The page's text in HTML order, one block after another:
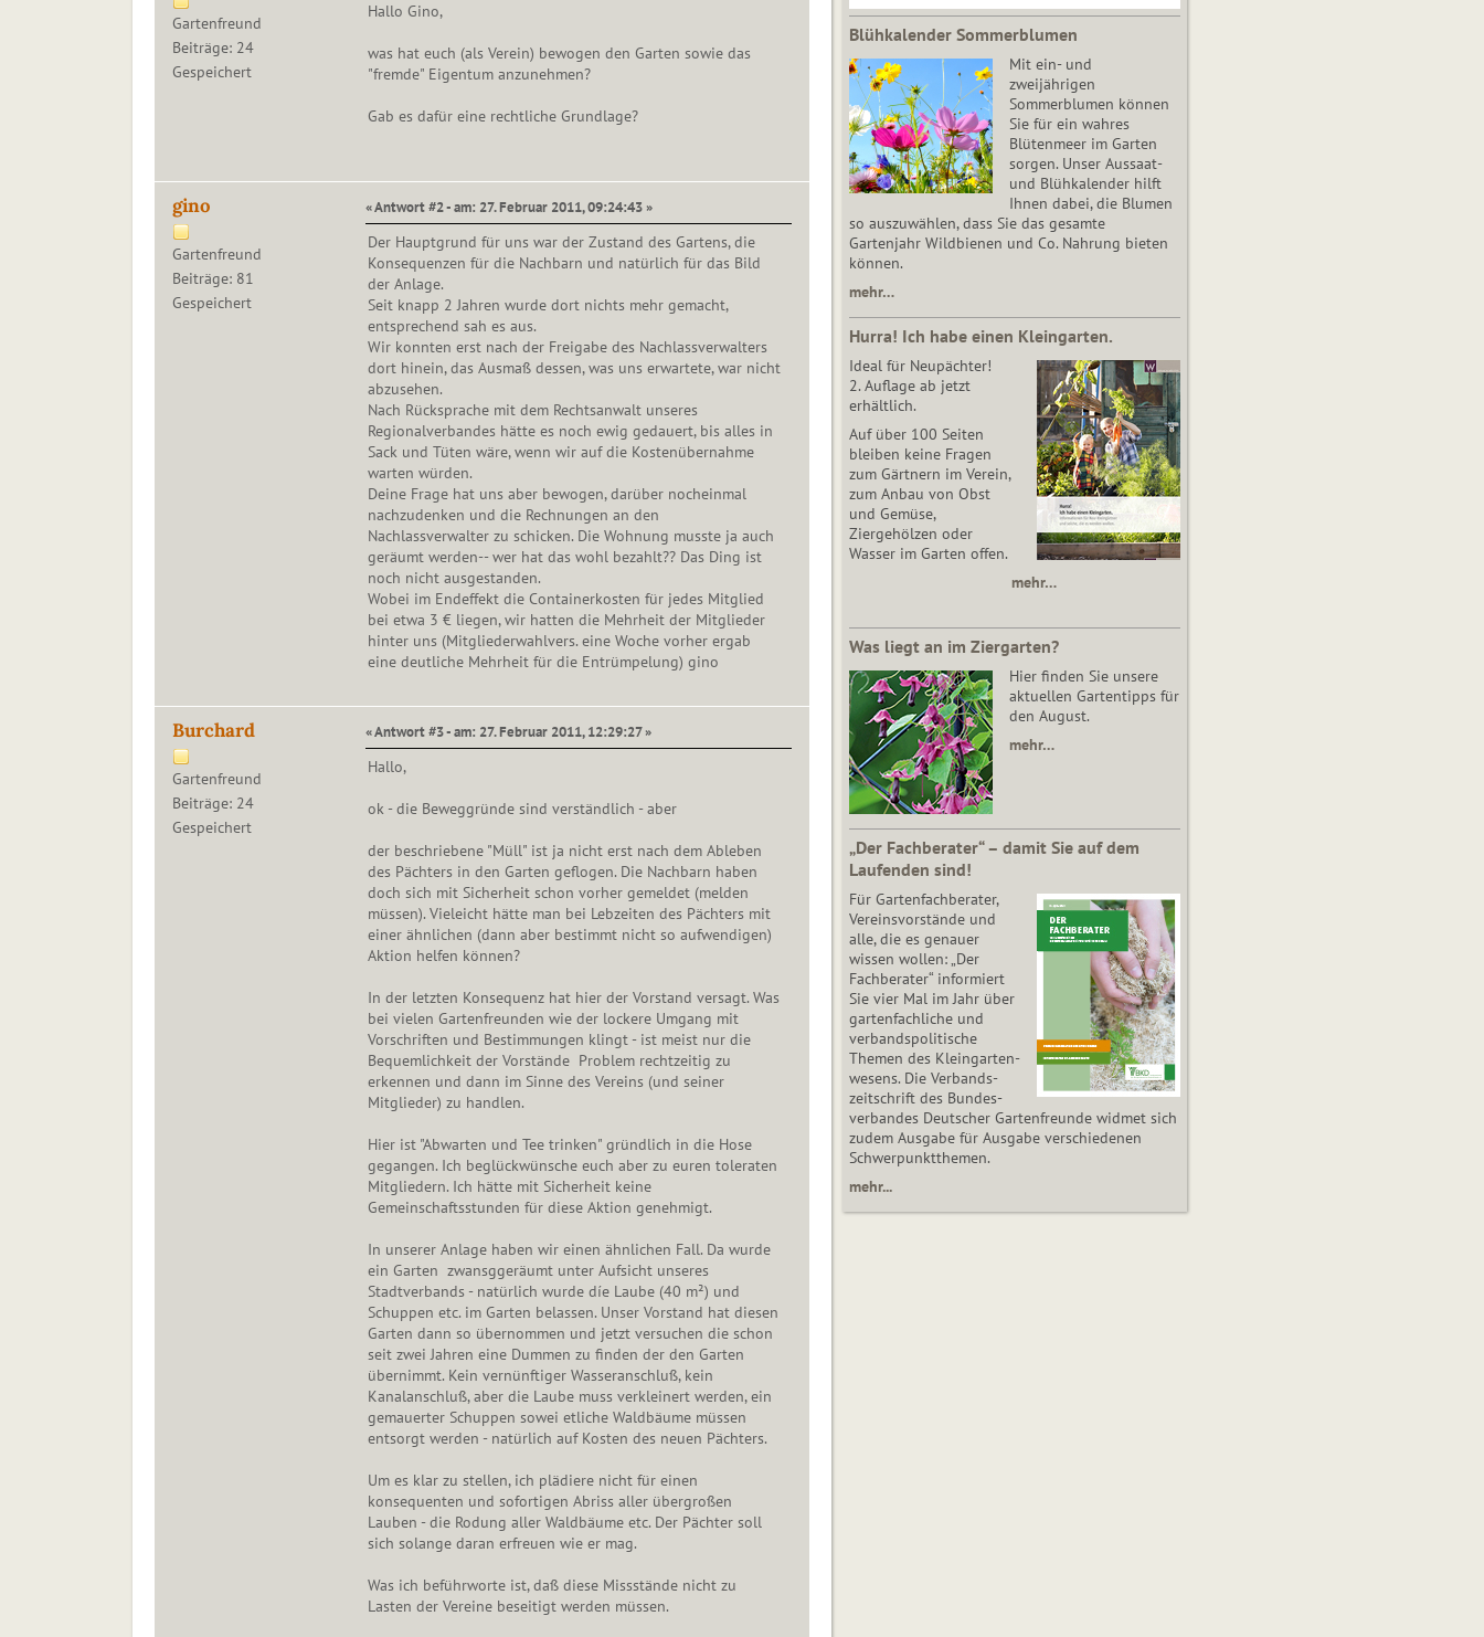
Gartenfreund
Beiträge: 24
Gespeichert
Hallo Gino,
was hat euch (als Verein) bewogen den Garten sowie das
"fremde" Eigentum anzunehmen?
Gab es dafür eine rechtliche Grundlage?
gino
Gartenfreund
Beiträge: 81
Gespeichert
« Antwort #2 - am: 27. Februar 2011, 09:24:43 »
Der Hauptgrund für uns war der Zustand des Gartens, die
Konsequenzen für die Nachbarn und natürlich für das Bild
der Anlage.
Seit knapp 2 Jahren wurde dort nichts mehr gemacht,
entsprechend sah es aus.
Wir konnten erst nach der Freigabe des Nachlassverwalters
dort hinein, das Ausmaß dessen, was uns erwartete, war nicht
abzusehen.
Nach Rücksprache mit dem Rechtsanwalt unseres
Regionalverbandes hätte es noch ewig gedauert, bis alles in
Sack und Tüten wäre, wenn wir auf die Kostenübernahme
warten würden.
Deine Frage hat uns aber bewogen, darüber nocheinmal
nachzudenken und die Rechnungen an den
Nachlassverwalter zu schicken. Die Wohnung musste ja auch
geräumt werden-- wer hat das wohl bezahlt?? Das Ding ist
noch nicht ausgestanden.
Wobei im Endeffekt die Containerkosten für jedes Mitglied
bei etwa 3 € liegen, wir hatten die Mehrheit der Mitglieder
hinter uns (Mitgliederwahlvers. eine Woche vorher ergab
eine deutliche Mehrheit für die Entrümpelung) gino
Burchard
Gartenfreund
Beiträge: 24
Gespeichert
« Antwort #3 - am: 27. Februar 2011, 12:29:27 »
Hallo,
ok - die Beweggründe sind verständlich - aber
der beschriebene "Müll" ist ja nicht erst nach dem Ableben
des Pächters in den Garten geflogen. Die Nachbarn haben
doch sich mit Sicherheit schon vorher gemeldet (melden
müssen). Vieleicht hätte man bei Lebzeiten des Pächters mit
einer ähnlichen (dann aber bestimmt nicht so aufwendigen)
Aktion helfen können?
In der letzten Konsequenz hat hier der Vorstand versagt. Was
bei vielen Gartenfreunden wie der lockere Umgang mit
Vorschriften und Bestimmungen klingt - ist meist nur die
Bequemlichkeit der Vorstände Problem rechtzeitig zu
erkennen und dann im Sinne des Vereins (und seiner
Mitglieder) zu handlen.
Hier ist "Abwarten und Tee trinken" gründlich in die Hose
gegangen. Ich beglückwünsche euch aber zu euren toleraten
Mitgliedern. Ich hätte mit Sicherheit keine
Gemeinschaftsstunden für diese Aktion genehmigt.
In unserer Anlage haben wir einen ähnlichen Fall. Da wurde
ein Garten zwansggeräumt unter Aufsicht unseres
Stadtverbands - natürlich wurde díe Laube (40 m²) und
Schuppen etc. im Garten belassen. Unser Vorstand hat diesen
Garten dann so übernommen und jetzt versuchen die schon
seit zwei Jahren eine Dummen zu finden der den Garten
übernimmt. Kein vernünftiger Wasseranschluß, kein
Kanalanschluß, aber die Laube muss verkleinert werden, ein
gemauerter Schuppen sowei etliche Waldbäume müssen
entsorgt werden - natürlich auf Kosten des neuen Pächters.
Um es klar zu stellen, ich plädiere nicht für einen
konsequenten und sofortigen Abriss aller übergroßen
Lauben - die Rodung aller Waldbäume etc. Der Pächter soll
sich solange daran erfreuen wie er mag.
Was ich beführworte ist, daß diese Missstände nicht zu
Lasten der Vereine beseitigt werden müssen.
Blühkalender Sommerblumen
Mit ein- und
zweijährigen
Sommerblumen können
Sie für ein wahres
Blütenmeer im Garten
sorgen. Unser Aussaat-
und Blühkalender hilft
Ihnen dabei, die Blumen
so auszuwählen, dass Sie das gesamte
Gartenjahr Wildbienen und Co. Nahrung bieten
können.
mehr…
Hurra! Ich habe einen Kleingarten.
Ideal für Neupächter!
2. Auflage ab jetzt
erhältlich.
Auf über 100 Seiten
bleiben keine Fragen
zum Gärtnern im Verein,
zum Anbau von Obst
und Gemüse,
Ziergehölzen oder
Wasser im Garten offen.
mehr…
Was liegt an im Ziergarten?
Hier finden Sie unsere
aktuellen Gartentipps für
den August.
mehr…
„Der Fachberater“ – damit Sie auf dem
Laufenden sind!
Für Gartenfachberater,
Vereinsvorstände und
alle, die es genauer
wissen wollen: „Der
Fachberater“ informiert
Sie vier Mal im Jahr über
gartenfachliche und
verbandspolitische
Themen des Klein­gar­ten­
wesens. Die Ver­bands­
zeit­schrift des Bun­des­
ver­ban­des Deutscher Gartenfreunde widmet sich
zudem Ausgabe für Ausgabe verschiedenen
Schwer­punkt­the­men.
mehr...